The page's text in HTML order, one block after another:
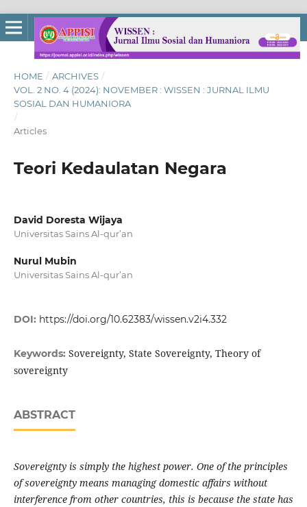
HOME / ARCHIVES /
VOL. 2 NO. 4 (2024): NOVEMBER : WISSEN : JURNAL ILMU
SOSIAL DAN HUMANIORA
/
Articles
Teori Kedaulatan Negara
David Doresta Wijaya
Universitas Sains Al-qur’an
Nurul Mubin
Universitas Sains Al-qur’an
DOI: https://doi.org/10.62383/wissen.v2i4.332
Keywords: Sovereignty, State Sovereignty, Theory of
sovereignty
ABSTRACT
Sovereignty is simply the highest power. One of the principles
of sovereignty means managing domestic affairs without
interference from other countries, this is because the state has